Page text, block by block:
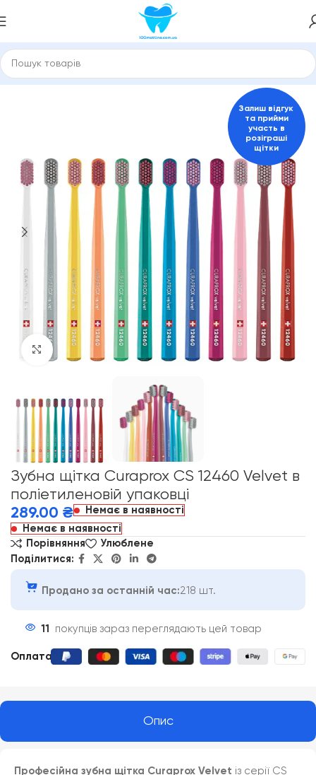
Зубні щітки та міжзубні йоржики Зубні щітки Curaprox
Click to enlarge
Залиш відгук
та прийми
участь в
розіграші
щітки
Зубна щітка Curaprox CS 12460 Velvet в
поліетиленовій упаковці
289.00 ₴
Немає в наявності
Немає в наявності
Порівняння
Улюблене
Поділитися:
Продано за останній час:218 шт.
11 покупців зараз переглядають цей товар
Оплата
Опис
Професійна зубна щітка Curaprox Velvet із серії CS